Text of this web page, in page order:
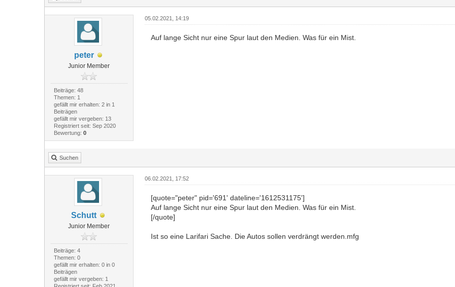
peter
Junior Member
Beiträge: 48
Themen: 1
gefällt mir erhalten: 2 in 1
Beiträgen
gefällt mir vergeben: 13
Registriert seit: Sep 2020
Bewertung: 0
05.02.2021, 14:19
Auf lange Sicht nur eine Spur laut den Medien. Was für ein Mist.
Suchen
Schutt
Junior Member
Beiträge: 4
Themen: 0
gefällt mir erhalten: 0 in 0
Beiträgen
gefällt mir vergeben: 1
06.02.2021, 17:52
[quote="peter" pid='691' dateline='1612531175']
Auf lange Sicht nur eine Spur laut den Medien. Was für ein Mist.
[/quote]
Ist so eine Larifari Sache. Die Autos sollen verdrängt werden.mfg